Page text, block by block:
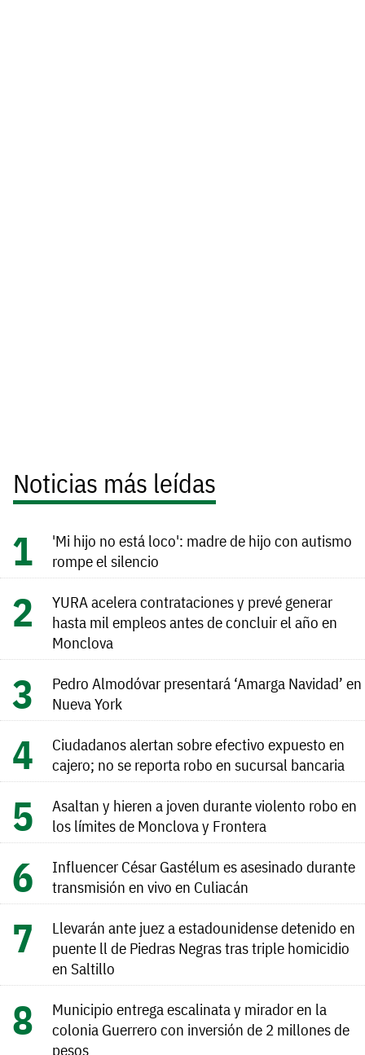
Noticias más leídas
'Mi hijo no está loco': madre de hijo con autismo
rompe el silencio
YURA acelera contrataciones y prevé generar
hasta mil empleos antes de concluir el año en
Monclova
Pedro Almodóvar presentará ‘Amarga Navidad’ en
Nueva York
Ciudadanos alertan sobre efectivo expuesto en
cajero; no se reporta robo en sucursal bancaria
Asaltan y hieren a joven durante violento robo en
los límites de Monclova y Frontera
Influencer César Gastélum es asesinado durante
transmisión en vivo en Culiacán
Llevarán ante juez a estadounidense detenido en
puente ll de Piedras Negras tras triple homicidio
en Saltillo
Municipio entrega escalinata y mirador en la
colonia Guerrero con inversión de 2 millones de
pesos